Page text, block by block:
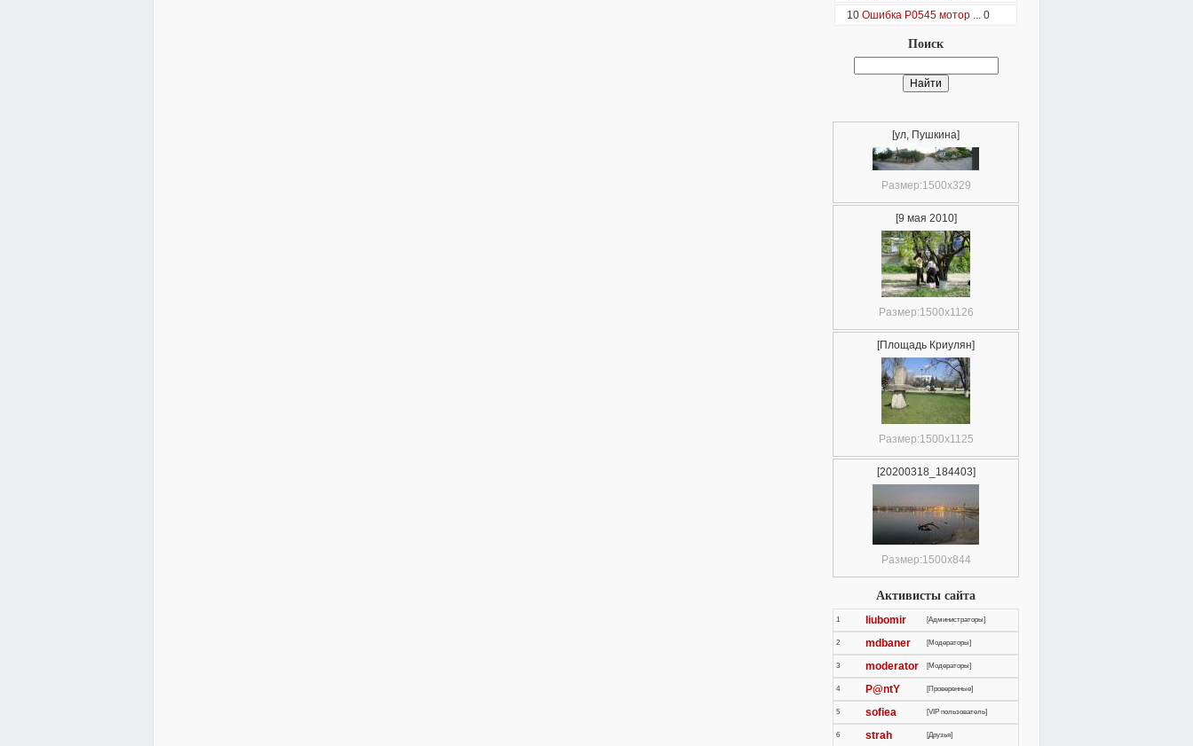
10 Ошибка P0545 мотор ... 0
Поиск
[ул, Пушкина]
Размер:1500x329
[9 мая 2010]
Размер:1500x1126
[Площадь Криулян]
Размер:1500x1125
[20200318_184403]
Размер:1500x844
Активисты сайта
1 liubomir [Администраторы]
2 mdbaner [Модераторы]
3 moderator [Модераторы]
4 P@ntY [Проверенные]
5 sofiea [VIP пользователь]
6 strah [Друзья]